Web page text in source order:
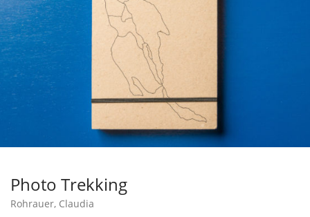
Photo Trekking
Rohrauer, Claudia